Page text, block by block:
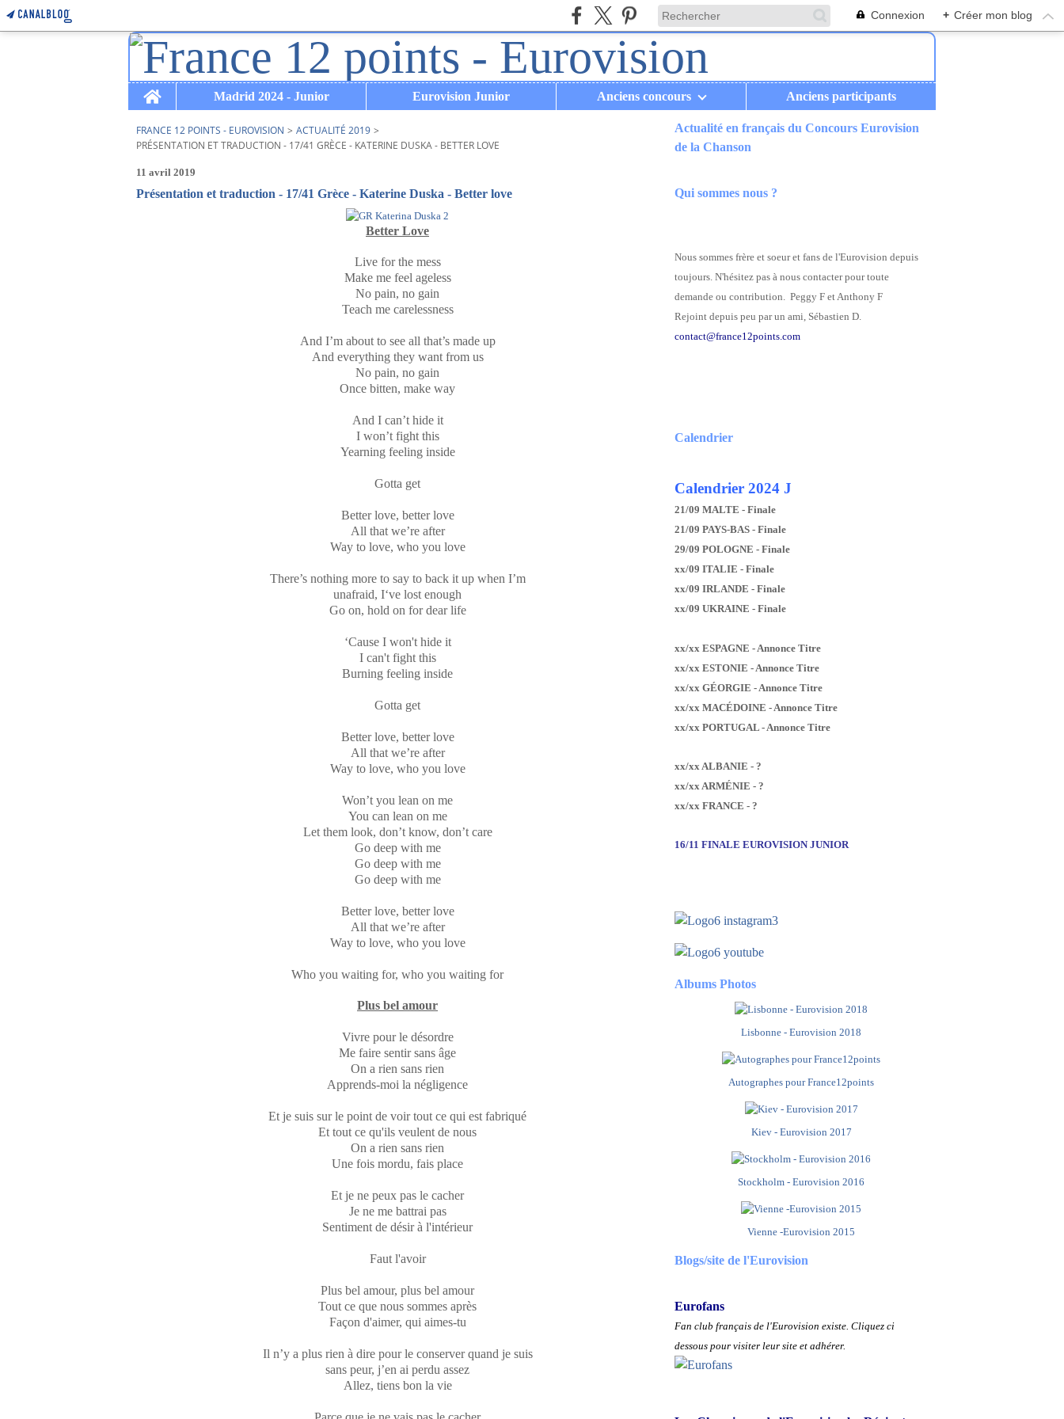
Connexion + Créer mon blog
Home
Madrid 2024 - Junior Eurovision Junior Anciens concours Anciens participants
FRANCE 12 POINTS - EUROVISION > ACTUALITÉ 2019 >
PRÉSENTATION ET TRADUCTION - 17/41 GRÈCE - KATERINE DUSKA - BETTER LOVE
11 avril 2019
Présentation et traduction - 17/41 Grèce - Katerine Duska - Better love
Better Love
Live for the mess
Make me feel ageless
No pain, no gain
Teach me carelessness
And I’m about to see all that’s made up
And everything they want from us
No pain, no gain
Once bitten, make way
And I can’t hide it
I won’t fight this
Yearning feeling inside
Gotta get
Better love, better love
All that we’re after
Way to love, who you love
There’s nothing more to say to back it up when I’m
unafraid, I‘ve lost enough
Go on, hold on for dear life
‘Cause I won't hide it
I can't fight this
Burning feeling inside
Gotta get
Better love, better love
All that we’re after
Way to love, who you love
Won’t you lean on me
You can lean on me
Let them look, don’t know, don’t care
Go deep with me
Go deep with me
Go deep with me
Better love, better love
All that we’re after
Way to love, who you love
Who you waiting for, who you waiting for
Plus bel amour
Vivre pour le désordre
Me faire sentir sans âge
On a rien sans rien
Apprends-moi la négligence
Et je suis sur le point de voir tout ce qui est fabriqué
Et tout ce qu'ils veulent de nous
On a rien sans rien
Une fois mordu, fais place
Et je ne peux pas le cacher
Je ne me battrai pas
Sentiment de désir à l'intérieur
Faut l'avoir
Plus bel amour, plus bel amour
Tout ce que nous sommes après
Façon d'aimer, qui aimes-tu
Il n’y a plus rien à dire pour le conserver quand je suis
sans peur, j’en ai perdu assez
Allez, tiens bon la vie
Actualité en français du Concours Eurovision
de la Chanson
Qui sommes nous ?
Nous sommes frère et soeur et fans de l'Eurovision depuis
toujours. N'hésitez pas à nous contacter pour toute
demande ou contribution. Peggy F et Anthony F
Rejoint depuis peu par un ami, Sébastien D.
contact@france12points.com
Calendrier
Calendrier 2024 J
21/09 MALTE - Finale
21/09 PAYS-BAS - Finale
29/09 POLOGNE - Finale
xx/09 ITALIE - Finale
xx/09 IRLANDE - Finale
xx/09 UKRAINE - Finale
xx/xx ESPAGNE - Annonce Titre
xx/xx ESTONIE - Annonce Titre
xx/xx GÉORGIE - Annonce Titre
xx/xx MACÉDOINE - Annonce Titre
xx/xx PORTUGAL - Annonce Titre
xx/xx ALBANIE - ?
xx/xx ARMÉNIE - ?
xx/xx FRANCE - ?
16/11 FINALE EUROVISION JUNIOR
Albums Photos
Lisbonne - Eurovision 2018
Autographes pour France12points
Kiev - Eurovision 2017
Stockholm - Eurovision 2016
Vienne -Eurovision 2015
Blogs/site de l'Eurovision
Eurofans
Fan club français de l'Eurovision existe. Cliquez ci
dessous pour visiter leur site et adhérer.